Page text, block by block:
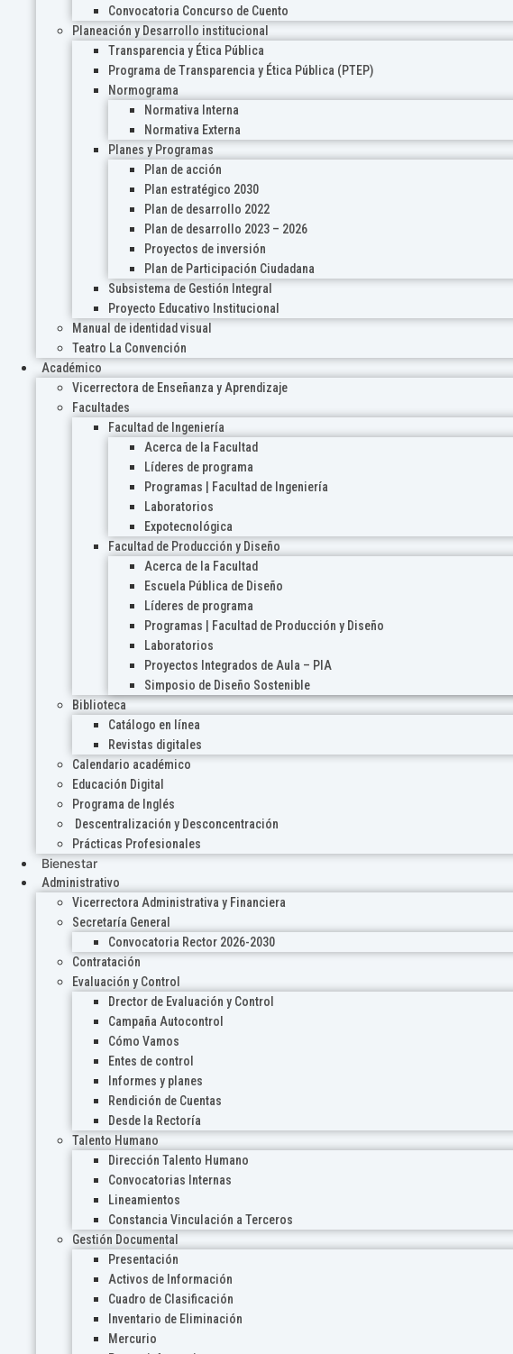
Convocatoria Concurso de Cuento
Planeación y Desarrollo institucional
Transparencia y Ética Pública
Programa de Transparencia y Ética Pública (PTEP)
Normograma
Normativa Interna
Normativa Externa
Planes y Programas
Plan de acción
Plan estratégico 2030
Plan de desarrollo 2022
Plan de desarrollo 2023 – 2026
Proyectos de inversión
Plan de Participación Ciudadana
Subsistema de Gestión Integral
Proyecto Educativo Institucional
Manual de identidad visual
Teatro La Convención
Académico
Vicerrectora de Enseñanza y Aprendizaje
Facultades
Facultad de Ingeniería
Acerca de la Facultad
Líderes de programa
Programas | Facultad de Ingeniería
Laboratorios
Expotecnológica
Facultad de Producción y Diseño
Acerca de la Facultad
Escuela Pública de Diseño
Líderes de programa
Programas | Facultad de Producción y Diseño
Laboratorios
Proyectos Integrados de Aula – PIA
Simposio de Diseño Sostenible
Biblioteca
Catálogo en línea
Revistas digitales
Calendario académico
Educación Digital
Programa de Inglés
Descentralización y Desconcentración
Prácticas Profesionales
Bienestar
Administrativo
Vicerrectora Administrativa y Financiera
Secretaría General
Convocatoria Rector 2026-2030
Contratación
Evaluación y Control
Drector de Evaluación y Control
Campaña Autocontrol
Cómo Vamos
Entes de control
Informes y planes
Rendición de Cuentas
Desde la Rectoría
Talento Humano
Dirección Talento Humano
Convocatorias Internas
Lineamientos
Constancia Vinculación a Terceros
Gestión Documental
Presentación
Activos de Información
Cuadro de Clasificación
Inventario de Eliminación
Mercurio